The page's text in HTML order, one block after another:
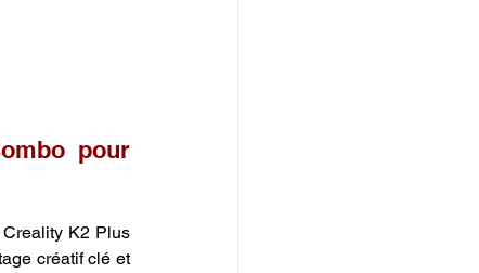
pour
K2 Plus
créatif clé et